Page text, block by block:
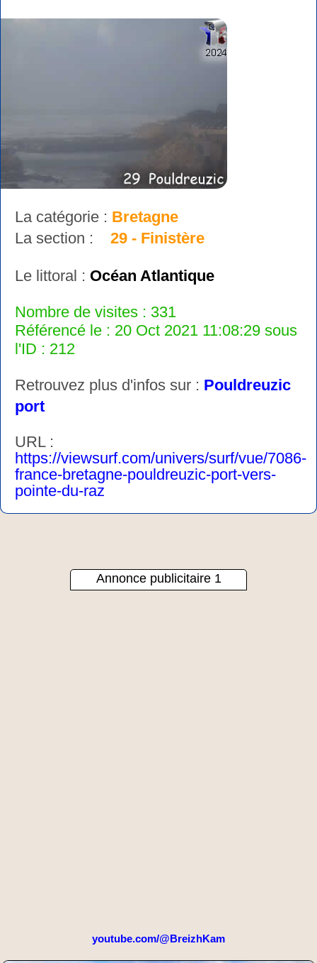
La catégorie : Bretagne
La section : 29 - Finistère
Le littoral : Océan Atlantique
Nombre de visites : 331
Référencé le : 20 Oct 2021 11:08:29 sous
l'ID : 212
Retrouvez plus d'infos sur : Pouldreuzic
port
URL :
https://viewsurf.com/univers/surf/vue/7086-
france-bretagne-pouldreuzic-port-vers-
pointe-du-raz
Annonce publicitaire 1
youtube.com/@BreizhKam